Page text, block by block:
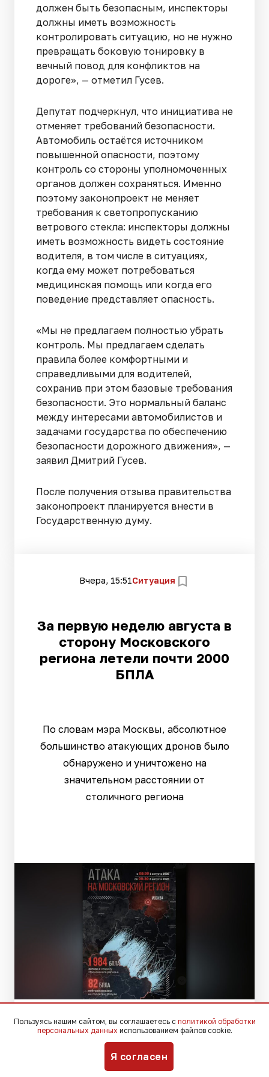
должен быть безопасным, инспекторы
должны иметь возможность
контролировать ситуацию, но не нужно
превращать боковую тонировку в
вечный повод для конфликтов на
дороге», — отметил Гусев.
Депутат подчеркнул, что инициатива не
отменяет требований безопасности.
Автомобиль остаётся источником
повышенной опасности, поэтому
контроль со стороны уполномоченных
органов должен сохраняться. Именно
поэтому законопроект не меняет
требования к светопропусканию
ветрового стекла: инспекторы должны
иметь возможность видеть состояние
водителя, в том числе в ситуациях,
когда ему может потребоваться
медицинская помощь или когда его
поведение представляет опасность.
«Мы не предлагаем полностью убрать
контроль. Мы предлагаем сделать
правила более комфортными и
справедливыми для водителей,
сохранив при этом базовые требования
безопасности. Это нормальный баланс
между интересами автомобилистов и
задачами государства по обеспечению
безопасности дорожного движения», —
заявил Дмитрий Гусев.
После получения отзыва правительства
законопроект планируется внести в
Государственную думу.
Вчера, 15:51Ситуация
За первую неделю августа в
сторону Московского
региона летели почти 2000
БПЛА
По словам мэра Москвы, абсолютное
большинство атакующих дронов было
обнаружено и уничтожено на
значительном расстоянии от
столичного региона
За первую неделю августа средства
противовоздушной обороны отразили
Пользуясь нашим сайтом, вы соглашаетесь с политикой обработки
персональных данных использованием файлов cookie.
Я согласен